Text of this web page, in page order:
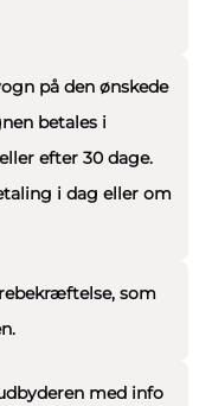
på den ønskede
betales i
efter 30 dage.
i dag eller om
som
med info